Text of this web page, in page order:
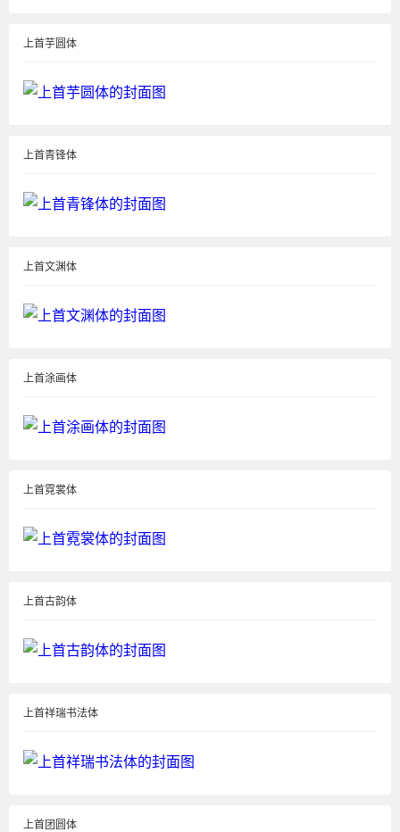
上首芋圆体
上首青锋体
上首文渊体
上首涂画体
上首霓裳体
上首古韵体
上首祥瑞书法体
上首团圆体